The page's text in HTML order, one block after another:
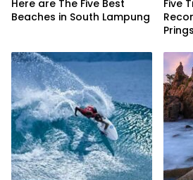
Here are The Five Best
Beaches in South Lampung
Five